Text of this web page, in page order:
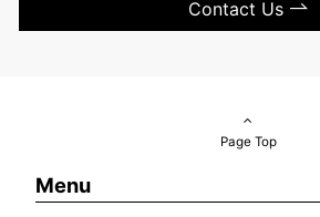
Contact Us
Page Top
Menu